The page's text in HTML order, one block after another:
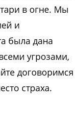
в огне. Мы
и
была дана
угрозами,
договоримся
страха.